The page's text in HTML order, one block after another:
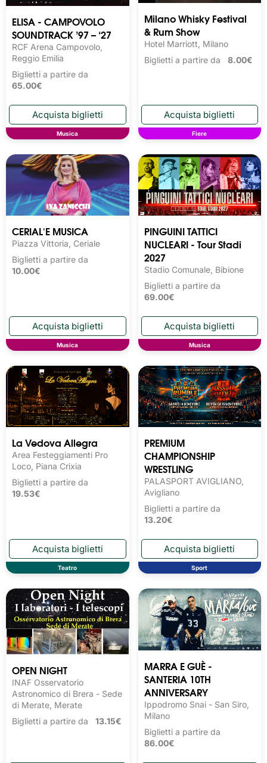
ELISA - CAMPOVOLO
SOUNDTRACK ’97 – ‘27
RCF Arena Campovolo,
Reggio Emilia
Biglietti a partire da
65.00€
Musica
Milano Whisky Festival
& Rum Show
Hotel Marriott, Milano
Biglietti a partire da 8.00€
Fiere
CERIAL'E MUSICA
Piazza Vittoria, Ceriale
Biglietti a partire da
10.00€
Musica
PINGUINI TATTICI
NUCLEARI - Tour Stadi
2027
Stadio Comunale, Bibione
Biglietti a partire da
69.00€
Musica
La Vedova Allegra
Area Festeggiamenti Pro
Loco, Piana Crixia
Biglietti a partire da
19.53€
Teatro
PREMIUM
CHAMPIONSHIP
WRESTLING
PALASPORT AVIGLIANO,
Avigliano
Biglietti a partire da
13.20€
Sport
OPEN NIGHT
INAF Osservatorio
Astronomico di Brera - Sede
di Merate, Merate
Biglietti a partire da 13.15€
MARRA E GUÈ -
SANTERIA 10TH
ANNIVERSARY
Ippodromo Snai - San Siro,
Milano
Biglietti a partire da
86.00€